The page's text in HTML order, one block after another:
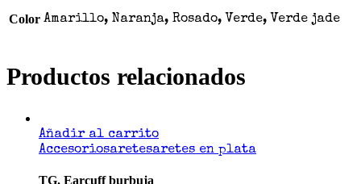
Color Amarillo, Naranja, Rosado, Verde, Verde jade
Productos relacionados
Añadir al carrito
Accesoriosaretesaretes en plata
TG. Earcuff burbuja